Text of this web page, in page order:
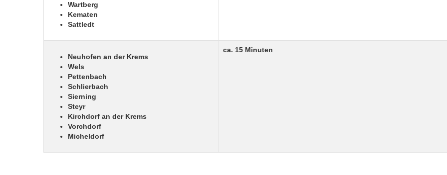
Wartberg
Kematen
Sattledt
Neuhofen an der Krems
Wels
Pettenbach
Schlierbach
Sierning
Steyr
Kirchdorf an der Krems
Vorchdorf
Micheldorf
ca. 15 Minuten